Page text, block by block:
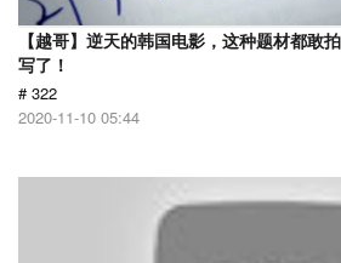
【越哥】逆天的韩国电影，这种题材都敢
写了！
# 322
2020-11-10 05:44